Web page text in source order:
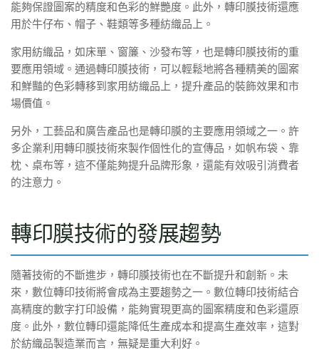
能夠保證圖案的精度和色彩的鮮艷度。此外，轉印膜技術還應
用於牛仔布、帽子、鞋類等多種紡織品上。
家用紡織品，如床單、窗簾、沙發布等，也是轉印膜技術的重
要應用領域。通過轉印膜技術，可以輕鬆地將各種精美的圖案
和鮮豔的色彩轉移到家用紡織品上，提升產品的裝飾效果和市
場價值。
另外，工藝品和廣告產品也是轉印膜的主要應用領域之一。許
多企業利用轉印膜技術來製作個性化的宣傳品，如帆布袋、靠
枕、桌布等，這不僅能夠提升品牌形象，還能有效吸引消費者
的注意力。
轉印膜技術的發展趨勢
隨著技術的不斷進步，轉印膜技術也在不斷提升和創新。未
來，數位轉印技術將會成為主要趨勢之一。數位轉印技術結合
高精度的數字打印設備，能夠實現更高的圖案精度和色彩還原
度。此外，數位轉印還能降低生產成本和提高生產效率，這對
於紡織品製造業而言，無疑是重大利好。